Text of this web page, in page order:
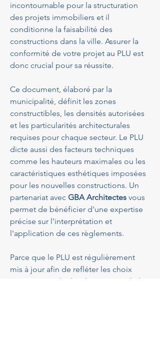
incontournable pour la structuration
des projets immobiliers et il
conditionne la faisabilité des
constructions dans la ville. Assurer la
conformité de votre projet au PLU est
donc crucial pour sa réussite.
Ce document, élaboré par la
municipalité, définit les zones
constructibles, les densités autorisées
et les particularités architecturales
requises pour chaque secteur. Le PLU
dicte aussi des facteurs techniques
comme les hauteurs maximales ou les
caractéristiques esthétiques imposées
pour les nouvelles constructions. Un
partenariat avec GBA Architectes vous
permet de bénéficier d'une expertise
précise sur l'interprétation et
l'application de ces règlements.
Parce que le PLU est régulièrement
mis à jour afin de refléter les choix
stratégiques de développement de la